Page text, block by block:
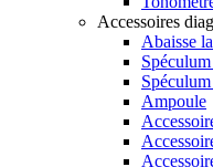
Accessoires
Abaisse
Spéculum
Ampoule